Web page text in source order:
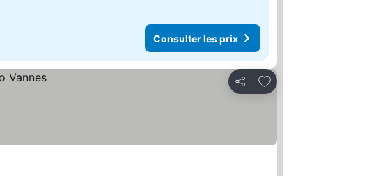
Consulter les prix
Partager
Ajouter à mes favoris